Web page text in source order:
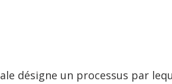
désigne un processus par